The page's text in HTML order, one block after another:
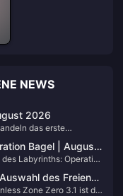
NEWS
2026
das erste
seit dem 30. Juli 2026
Wir aktualisieren die
Bagel | August
Labyrinths: Operation
Hollow, rüstest dich
evakuierst, bevor der
des Freien
Zone Zero 3.1 ist die